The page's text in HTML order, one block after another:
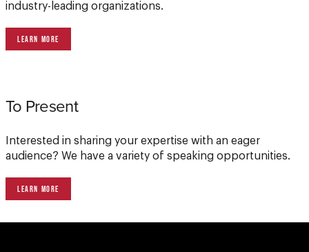
industry-leading organizations.
LEARN MORE
To Present
Interested in sharing your expertise with an eager
audience? We have a variety of speaking opportunities.
LEARN MORE